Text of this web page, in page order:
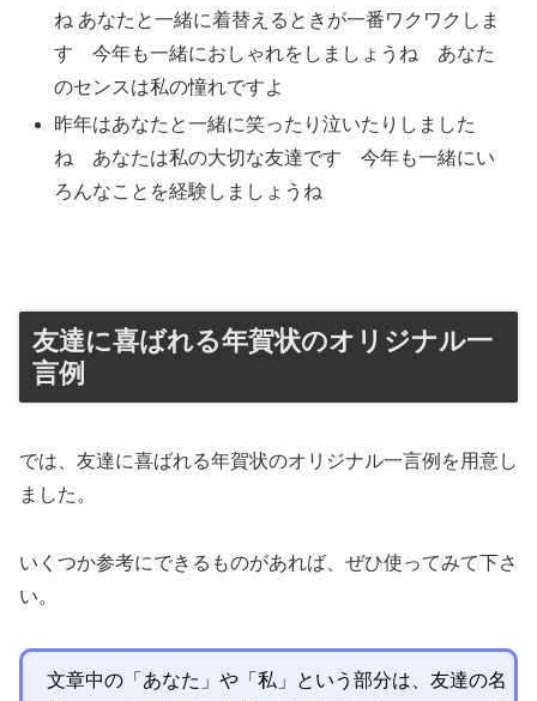
ね あなたと一緒に着替えるときが一番ワクワクしま
す 今年も一緒におしゃれをしましょうね あなた
のセンスは私の憧れですよ
昨年はあなたと一緒に笑ったり泣いたりしました
ね あなたは私の大切な友達です 今年も一緒にい
ろんなことを経験しましょうね
友達に喜ばれる年賀状のオリジナル一
言例
では、友達に喜ばれる年賀状のオリジナル一言例を用意し
ました。
いくつか参考にできるものがあれば、ぜひ使ってみて下さ
い。
文章中の「あなた」や「私」という部分は、友達の名